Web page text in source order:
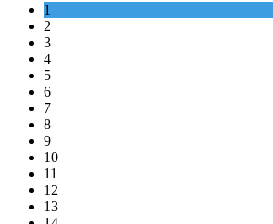
1
2
3
4
5
6
7
8
9
10
11
12
13